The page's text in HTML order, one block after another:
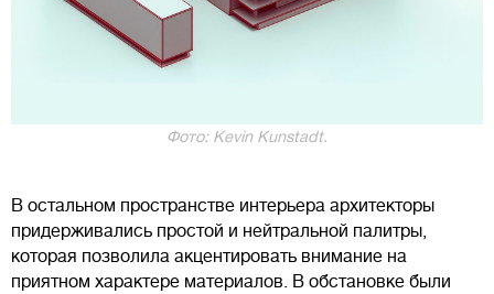
Фото: Kevin Kunstadt.
В остальном пространстве интерьера архитекторы
придерживались простой и нейтральной палитры,
которая позволила акцентировать внимание на
приятном характере материалов. В обстановке были